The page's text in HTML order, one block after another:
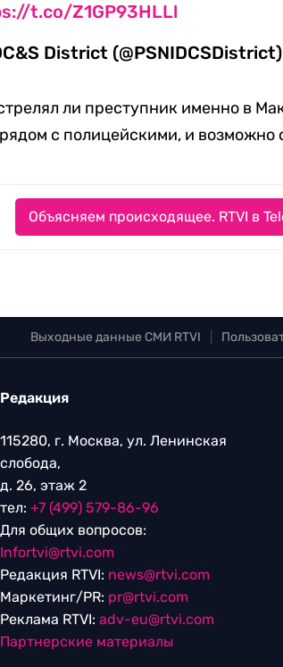
t.co/Z1GP93HLLl
District
ли преступник именно в
рядом с полицейскими, и возможно
Объясняем происходящее. RTVI в
Выходные данные СМИ RTVI
Редакция
115280, г. Москва, ул. Ленинская
слобода,
д. 26, этаж 2
тел: +7 (499) 579-86-96
Для общих вопросов:
Infortvi@rtvi.com
Редакция RTVI: news@rtvi.com
Маркетинг/PR: pr@rtvi.com
Реклама RTVI: adv-eu@rtvi.com
Партнерские материалы